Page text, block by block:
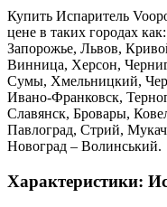
Купить Испаритель
цене в таких городах
Запорожье, Львов,
Винница, Херсон,
Сумы, Хмельницкий,
Ивано-Франковск,
Славянск, Бровары,
Павлоград, Стрий,
Новоград – Волинський.
Характеристики: